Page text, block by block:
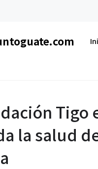
Tigo
la salud